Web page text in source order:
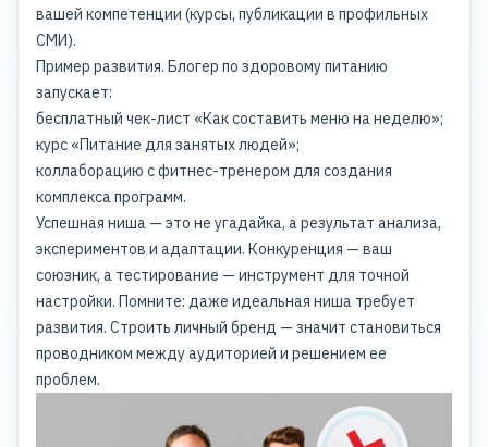
вашей компетенции (курсы, публикации в профильных
СМИ).
Пример развития. Блогер по здоровому питанию
запускает:
бесплатный чек-лист «Как составить меню на неделю»;
курс «Питание для занятых людей»;
коллаборацию с фитнес-тренером для создания
комплекса программ.
Успешная ниша — это не угадайка, а результат анализа,
экспериментов и адаптации. Конкуренция — ваш
союзник, а тестирование — инструмент для точной
настройки. Помните: даже идеальная ниша требует
развития. Строить личный бренд — значит становиться
проводником между аудиторией и решением ее
проблем.